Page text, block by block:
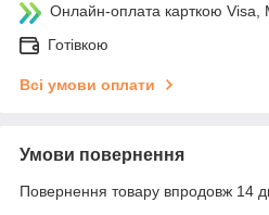
Онлайн-оплата карткою Visa,
Готівкою
Всі умови оплати
Умови повернення
Повернення товару впродовж 14